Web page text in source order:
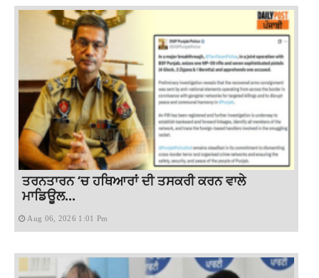
ਤਰਨਤਾਰਨ ‘ਚ ਹਥਿਆਰਾਂ ਦੀ ਤਸਕਰੀ ਕਰਨ ਵਾਲੇ
ਮਾਡਿਊਲ...
Aug 06, 2026 1:01 Pm